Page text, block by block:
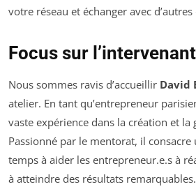
votre réseau et échanger avec
Focus sur
Nous sommes ravis d’accueillir David
atelier. En tant qu’entrepreneur
vaste expérience dans la création et la
Passionné par le mentorat, il consacre
temps à aider les entrepreneur.e.s à
à atteindre des résultats